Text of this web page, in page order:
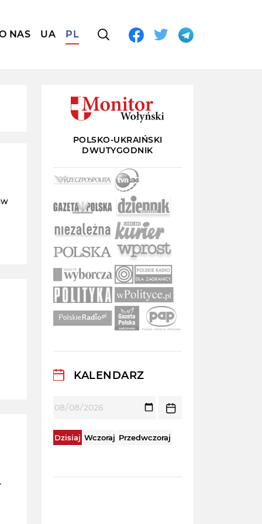
NAS UA PL
POLSKO-UKRAIŃSKI
DWUTYGODNIK
KALENDARZ
Dzisiaj Wczoraj Przedwczoraj